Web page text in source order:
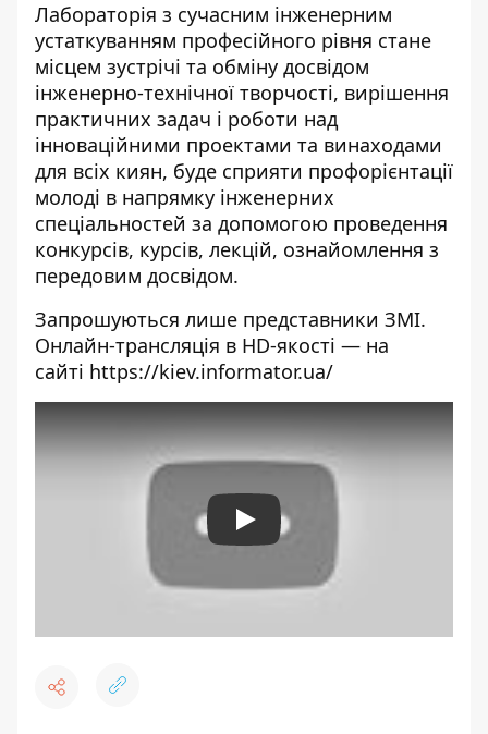
Лабораторія з сучасним інженерним
устаткуванням професійного рівня стане
місцем зустрічі та обміну досвідом
інженерно-технічної творчості, вирішення
практичних задач і роботи над
інноваційними проектами та винаходами
для всіх киян, буде сприяти профорієнтації
молоді в напрямку інженерних
спеціальностей за допомогою проведення
конкурсів, курсів, лекцій, ознайомлення з
передовим досвідом.
Запрошуються лише представники ЗМІ.
Онлайн-трансляція в HD-якості — на
сайті https://kiev.informator.ua/
Play